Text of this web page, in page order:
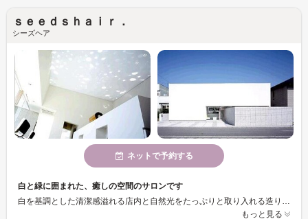
ｓｅｅｄｓｈａｉｒ．
シーズヘア
ネットで予約する
白と緑に囲まれた、癒しの空間のサロンです
白を基調とした清潔感溢れる店内と自然光をたっぷりと取り入れる造りで時間の流れや四季の移ろいをゆっくりと味わうことができます。はじめてお越しのお客さまでもリラックスできるよう、質の高い技術とサービスの提供に力をいれております。皆さまのご来店を心よりお待ちしております。
もっと見る